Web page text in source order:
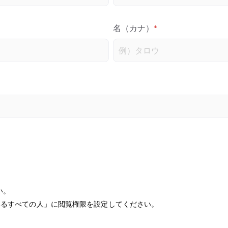
名（カナ） *
すべての人」に閲覧権限を設定してください。